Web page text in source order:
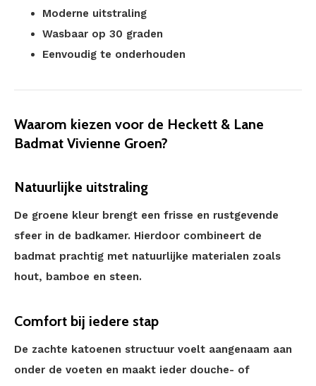
Moderne uitstraling
Wasbaar op 30 graden
Eenvoudig te onderhouden
Waarom kiezen voor de Heckett & Lane
Badmat Vivienne Groen?
Natuurlijke uitstraling
De groene kleur brengt een frisse en rustgevende
sfeer in de badkamer. Hierdoor combineert de
badmat prachtig met natuurlijke materialen zoals
hout, bamboe en steen.
Comfort bij iedere stap
De zachte katoenen structuur voelt aangenaam aan
onder de voeten en maakt ieder douche- of